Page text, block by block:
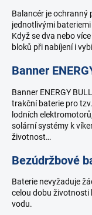
v
n
í
o
ý
c
h
p
j
ů
Balancér je ochranný
jednotlivými
Když se dva nebo
bloků při nabíjení i
Banner
Banner ENERGY
trakční baterie pro
lodních
solární systémy k
životnost…
Bezúdržbové
Baterie nevyžaduje
celou dobu životnosti
vodu.